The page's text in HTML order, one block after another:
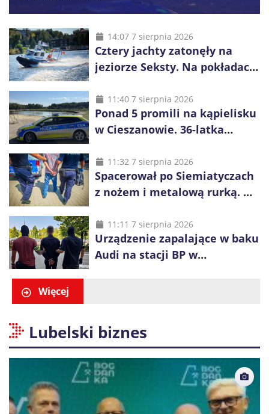
14:07 7 sierpnia 2026
Cztery jachty zatonęły na
jeziorze Seksty. Na pokładach
małoletnich
11:40 7 sierpnia 2026
Ponad 5 promili na kąpielisku
w Cieszanowie. 36-latka
z wody
11:32 7 sierpnia 2026
Spacerował po Siemiatyczach
z nożem i metalową rurką. W
alkohol i perfumy
11:11 7 sierpnia 2026
Urządzenie zapalające w baku
Audi na stacji BP w
Więcej
Lubelski biznes